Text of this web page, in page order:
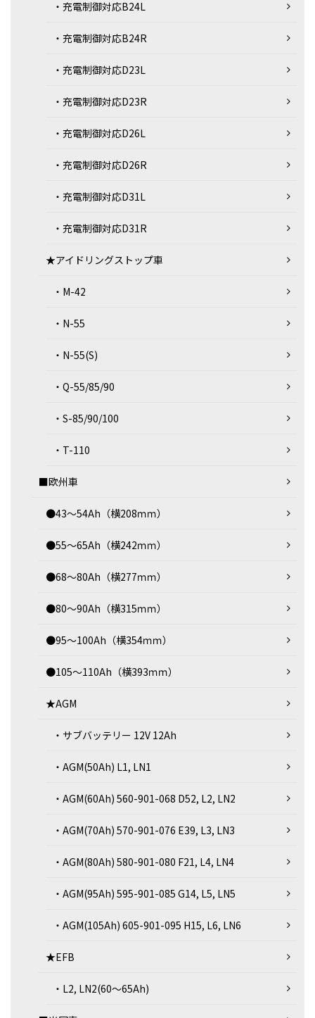
・充電制御対応B24L
・充電制御対応B24R
・充電制御対応D23L
・充電制御対応D23R
・充電制御対応D26L
・充電制御対応D26R
・充電制御対応D31L
・充電制御対応D31R
★アイドリングストップ車
・M-42
・N-55
・N-55(S)
・Q-55/85/90
・S-85/90/100
・T-110
■欧州車
●43～54Ah（横208ｍｍ）
●55～65Ah（横242ｍｍ）
●68～80Ah（横277ｍｍ）
●80～90Ah（横315ｍｍ）
●95～100Ah（横354ｍｍ）
●105～110Ah（横393ｍｍ）
★AGM
・サブバッテリー 12V 12Ah
・AGM(50Ah) L1, LN1
・AGM(60Ah) 560-901-068 D52, L2, LN2
・AGM(70Ah) 570-901-076 E39, L3, LN3
・AGM(80Ah) 580-901-080 F21, L4, LN4
・AGM(95Ah) 595-901-085 G14, L5, LN5
・AGM(105Ah) 605-901-095 H15, L6, LN6
★EFB
・L2, LN2(60～65Ah)